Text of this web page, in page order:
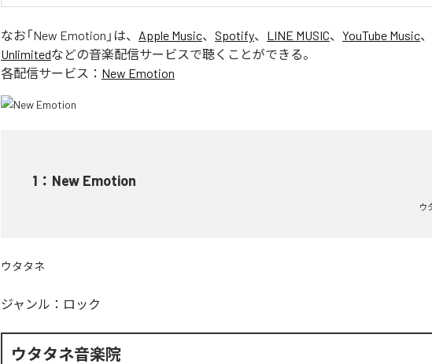
なお「New Emotion 」は、 Apple Music、 Spotify、 LINE MUSIC、 YouTube Music、
Unlimitedなどの音楽配信サービスで聴くことができる。
各配信サービス： New Emotion
1 ： New Emotion
ウ
ウタタネ
ジャンル： ロック
ウタタネ音楽院